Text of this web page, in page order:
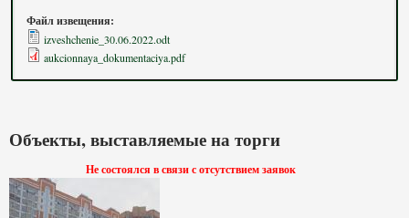
Файл извещения:
izveshchenie_30.06.2022.odt
aukcionnaya_dokumentaciya.pdf
Объекты, выставляемые на торги
Не состоялся в связи с отсутствием заявок